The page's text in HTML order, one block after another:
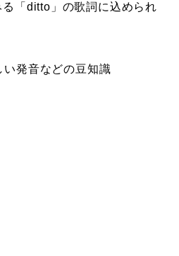
「ditto」の歌詞に込められ
い発音などの豆知識